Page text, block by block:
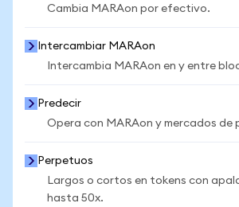
Cambia MARAon por efectivo.
Intercambiar MARAon
Intercambia MARAon en y entre
Predecir
Opera con MARAon y mercados de
Perpetuos
Largos o cortos en tokens con
hasta 50x.